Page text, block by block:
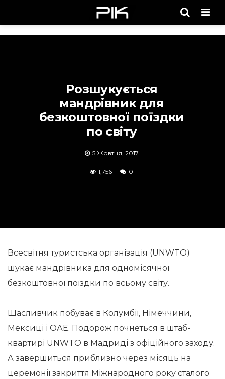
Розшукується
мандрівник для
безкоштовної поїздки
по світу
5 Жовтня, 2017
1,756 0
Всесвітня туристська організація (UNWTO)
шукає мандрівника для одномісячної
безкоштовної поїздки по всьому світу.
Щасливчик побуває в Колумбії, Німеччини,
Мексиці і ОАЕ. Подорож почнеться в штаб-
квартирі UNWTO в Мадриді з офіційного заходу.
А завершиться приблизно через місяць на
церемонії закриття Міжнародного року сталого